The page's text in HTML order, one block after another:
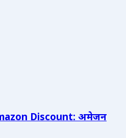
Discount: अमेजन